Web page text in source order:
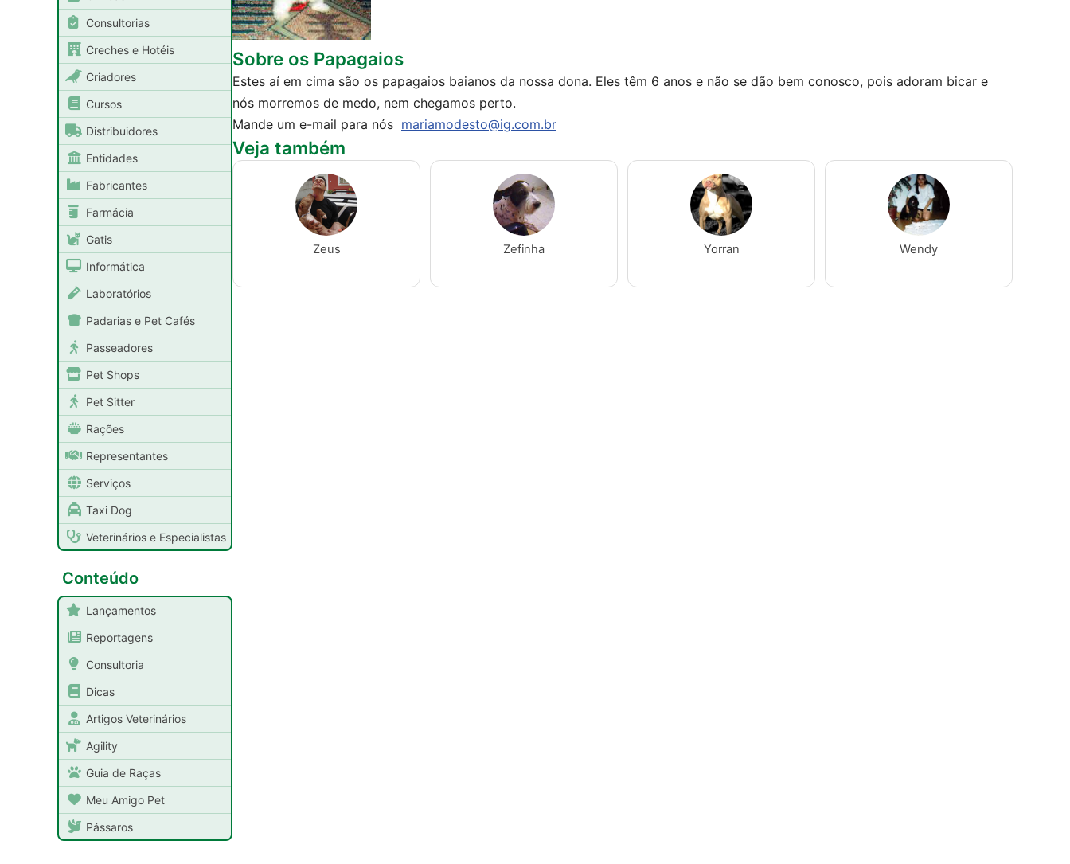
Consultorias
Creches e Hotéis
Criadores
Cursos
Distribuidores
Entidades
Fabricantes
Farmácia
Gatis
Informática
Laboratórios
Padarias e Pet Cafés
Passeadores
Pet Shops
Pet Sitter
Rações
Representantes
Serviços
Taxi Dog
Veterinários e Especialistas
Conteúdo
Lançamentos
Reportagens
Consultoria
Dicas
Artigos Veterinários
Agility
Guia de Raças
Meu Amigo Pet
Pássaros
Sobre os Papagaios
Estes aí em cima são os papagaios baianos da nossa dona. Eles têm 6 anos e não se dão bem conosco, pois adoram bicar e
nós morremos de medo, nem chegamos perto.
Mande um e-mail para nós mariamodesto@ig.com.br
Veja também
Zeus Zefinha Yorran Wendy